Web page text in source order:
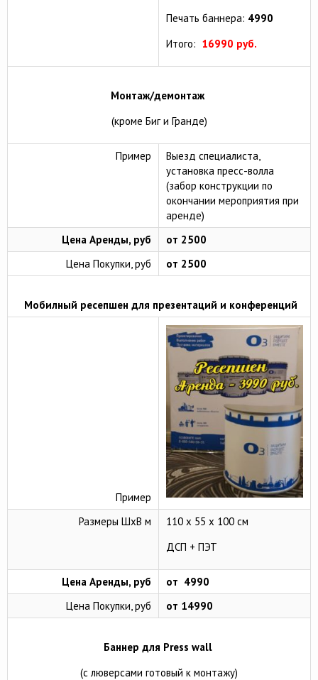
Печать баннера: 4990
Итого: 16990 руб.
Монтаж/демонтаж
(кроме Биг и Гранде)
Пример
Выезд специалиста,
установка прeсс-вoлла
(забор конструкции по
окончании мероприятия при
аренде)
Цена Аренды, руб
от 2500
Цена Покупки, руб
от 2500
Мобилный ресепшен для презентаций и конференций
Пример
Размеры ШхВ м
110 х 55 х 100 см
ДСП + ПЭТ
Цена Аренды, руб
от 4990
Цена Покупки, руб
от 14990
Баннер для Prеss wаll
(с люверсами готовый к монтажу)